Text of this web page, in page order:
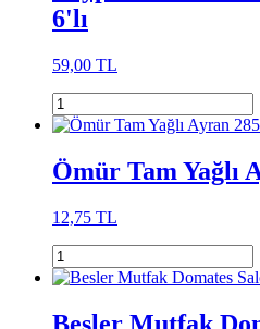
6'lı
59,00 TL
Ömür Tam Yağlı
12,75 TL